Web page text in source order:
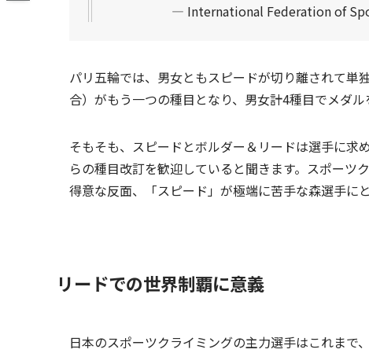
— International Federation of
パリ五輪では、男女ともスピードが切り離されて
合）がもう一つの種目となり、男女計4種目でメダル
そもそも、スピードとボルダー＆リードは選手に
らの種目改訂を歓迎していると聞きます。スポーツ
得意な反面、「スピード」が極端に苦手な森選手に
リードでの世界制覇に意義
日本のスポーツクライミングの主力選手はこれま